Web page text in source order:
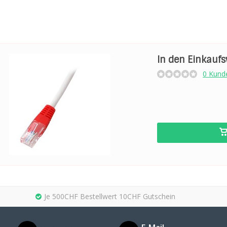
In den
0
Je 500CHF Bestellwert 10CHF Gutschein